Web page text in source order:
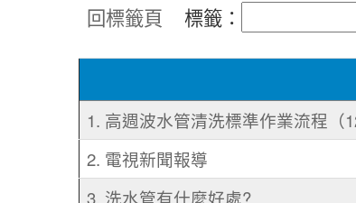
回標籤頁 標籤：
1. 高週波水管清洗標準作業流程（
2. 電視新聞報導
3. 洗水管有什麼好處?